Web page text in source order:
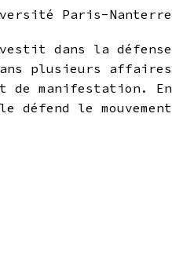
Paris-
dans la
plusieurs affaires
de manifestation.
défend le